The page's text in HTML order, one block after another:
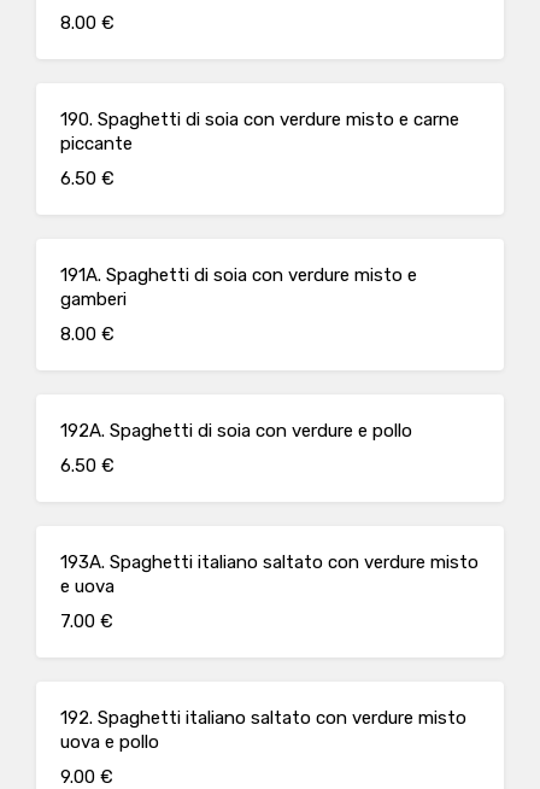
8.00 €
190. Spaghetti di soia con verdure misto e carne
piccante
6.50 €
191A. Spaghetti di soia con verdure misto e
gamberi
8.00 €
192A. Spaghetti di soia con verdure e pollo
6.50 €
193A. Spaghetti italiano saltato con verdure misto
e uova
7.00 €
192. Spaghetti italiano saltato con verdure misto
uova e pollo
9.00 €